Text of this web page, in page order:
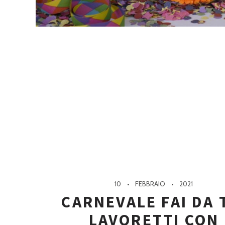
10 FEBBRAIO 2021
CARNEVALE FAI DA
LAVORETTI CON